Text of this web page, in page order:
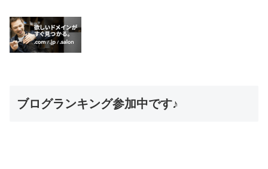
ブログランキング参加中です♪